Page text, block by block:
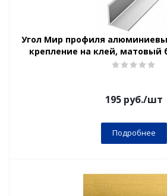
Угол Мир профиля
крепление на клей, матовый
195руб./шт
Подробнее